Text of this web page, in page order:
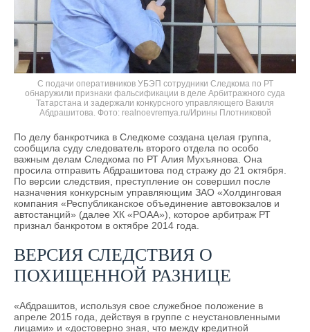
С подачи оперативников УБЭП сотрудники Следкома по РТ
обнаружили признаки фальсификации в деле Арбитражного суда
Татарстана и задержали конкурсного управляющего Вакиля
Абдрашитова.
realnoevremya.ru/Ирины Плотниковой
По делу банкротчика в Следкоме создана целая группа,
сообщила суду следователь второго отдела по особо
важным делам Следкома по РТ Алия Мухъянова. Она
просила отправить Абдрашитова под стражу до 21 октября.
По версии следствия, преступление он совершил после
назначения конкурсным управляющим ЗАО «Холдинговая
компания «Республиканское объединение автовокзалов и
автостанций» (далее ХК «РОАА»), которое арбитраж РТ
признал банкротом в октябре 2014 года.
ВЕРСИЯ СЛЕДСТВИЯ О
ПОХИЩЕННОЙ РАЗНИЦЕ
«Абдрашитов, используя свое служебное положение в
апреле 2015 года, действуя в группе с неустановленными
лицами» и «достоверно зная, что между кредитной